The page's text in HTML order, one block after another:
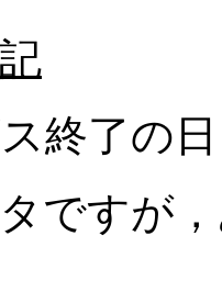
終了の
ですが